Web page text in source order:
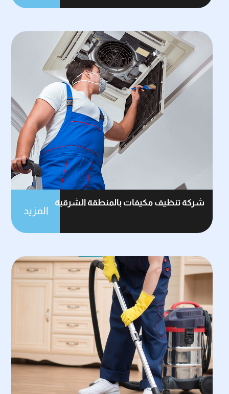
شركة تنظيف مكيفات بالمنطقة الشرقية
المزيد